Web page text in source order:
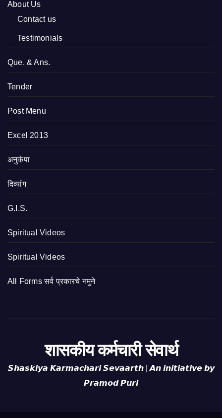
About Us
Contact us
Testimonials
Que. & Ans.
Tender
Post Menu
Excel 2013
अनुकंपा
दिव्यांग
G.I.S.
Spiritual Videos
Spiritual Videos
All Forms सर्व प्रकारचे नमुने
शासकीय कर्मचारी सेवार्थ
𝙎𝙝𝙖𝙨𝙠𝙞𝙮𝙖 𝙆𝙖𝙧𝙢𝙖𝙘𝙝𝙖𝙧𝙞 𝙎𝙚𝙫𝙖𝙖𝙧𝙩𝙝 | 𝘼𝙣 𝙞𝙣𝙞𝙩𝙞𝙖𝙩𝙞𝙫𝙚 𝙗𝙮
𝙋𝙧𝙖𝙢𝙤𝙙 𝙋𝙪𝙧𝙞